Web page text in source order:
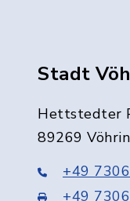
Stadt
Hettstedter
89269
+49
+49